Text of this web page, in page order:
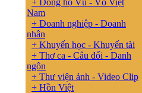
+ Dòng họ Vũ - Võ Việt
Nam
+ Doanh nghiệp - Doanh
nhân
+ Khuyến học - Khuyến tài
+ Thơ ca - Câu đối - Danh
ngôn
+ Thư viện ảnh - Video Clip
+ Hồn Việt